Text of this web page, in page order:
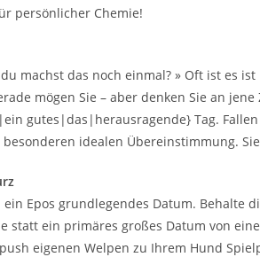
persönlicher Chemie!
machst das noch einmal? » Oft ist es
mögen Sie – aber denken Sie an
gutes|das|herausragende} Tag.
idealen Übereinstimmung.
Epos grundlegendes Datum. Behalte
statt ein primäres großes Datum von
eigenen Welpen zu Ihrem Hund